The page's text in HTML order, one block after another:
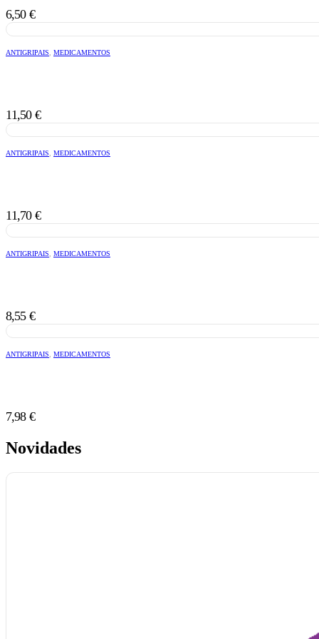
6,50 €
ANTIGRIPAIS MEDICAMENTOS
11,50 €
ANTIGRIPAIS MEDICAMENTOS
11,70 €
ANTIGRIPAIS MEDICAMENTOS
8,55 €
ANTIGRIPAIS MEDICAMENTOS
7,98 €
Novidades